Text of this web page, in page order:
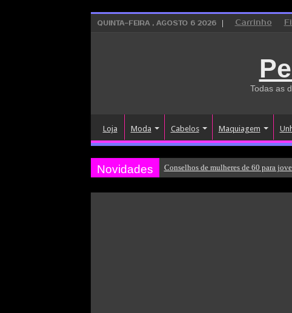
QUINTA-FEIRA , AGOSTO 6 2026 Carrinho
Todas as
Loja Moda Cabelos Maquiagem
Novidades Conselhos de mulheres de 60 para